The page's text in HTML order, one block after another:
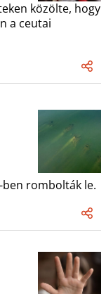
közölte, hogy
a ceutai
rombolták le.